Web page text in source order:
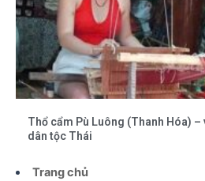
Trang chủ
Thổ cẩm Pù Luông (Thanh Hóa) –
dân tộc Thái